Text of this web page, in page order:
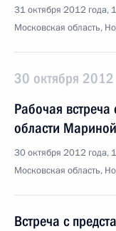
31 октября 2012 года,
Московская область,
30 октября 2012
Рабочая
области
30 октября 2012 года,
Московская область,
Встреча с